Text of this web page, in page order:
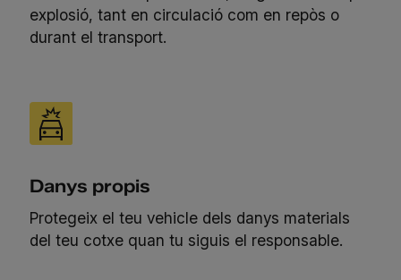
explosió, tant en circulació com en repòs o
durant el transport.
Danys propis
Protegeix el teu vehicle dels danys materials
del teu cotxe quan tu siguis el responsable.